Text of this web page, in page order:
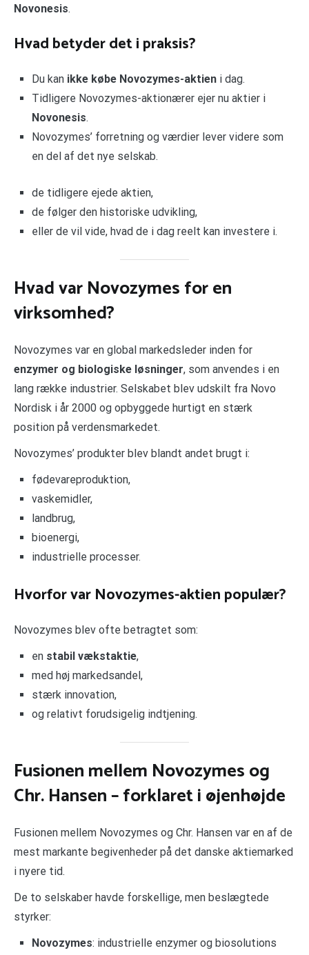
Novonesis.
Hvad betyder det i praksis?
Du kan ikke købe Novozymes-aktieni dag.
Tidligere Novozymes-aktionærer ejer nu aktier i
Novonesis.
Novozymes’ forretning og værdier lever videre som
en del af det nye selskab.
de tidligere ejede aktien,
de følger den historiske udvikling,
eller de vil vide, hvad de i dag reelt kan investere i.
Hvad var Novozymes for en
virksomhed?
Novozymes var en global markedsleder inden for
enzymer og biologiske løsninger, som anvendes i en
lang række industrier. Selskabet blev udskilt fra Novo
Nordisk i år 2000 og opbyggede hurtigt en stærk
position på verdensmarkedet.
Novozymes’ produkter blev blandt andet brugt i:
fødevareproduktion,
vaskemidler,
landbrug,
bioenergi,
industrielle processer.
Hvorfor var Novozymes-aktien populær?
Novozymes blev ofte betragtet som:
en stabil vækstaktie,
med høj markedsandel,
stærk innovation,
og relativt forudsigelig indtjening.
Fusionen mellem Novozymes og
Chr. Hansen – forklaret i øjenhøjde
Fusionen mellem Novozymes og Chr. Hansen var en af de
mest markante begivenheder på det danske aktiemarked
i nyere tid.
De to selskaber havde forskellige, men beslægtede
styrker:
Novozymes: industrielle enzymer og biosolutions